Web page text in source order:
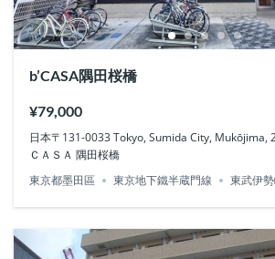
b’CASA隅田桜橋
¥79,000
日本〒131-0033 Tokyo, Sumida City, Mukōjima,
ＣＡＳＡ 隅田桜橋
東京都墨田區
東京地下鐵半蔵門線 東武伊